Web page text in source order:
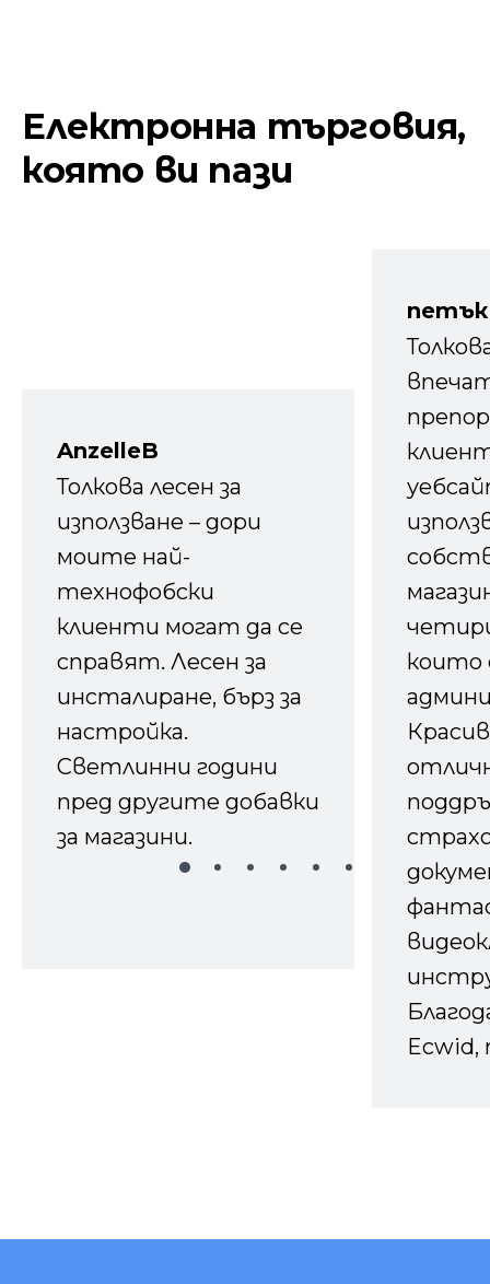
Електронна търговия,
която ви пази
AnzelleB
Толкова лесен за
използване – дори
моите най-
технофобски
клиенти могат да се
справят. Лесен за
инсталиране, бърз за
настройка.
Светлинни години
пред другите добавки
за магазини.
които
Ecwid,